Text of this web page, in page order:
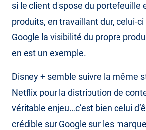
si le client dispose du portefeuille
produits, en travaillant dur, celui-
Google la visibilité du propre
en est un exemple.
Disney + semble suivre la même
Netflix pour la distribution de
véritable enjeu…c’est bien celui
crédible sur Google sur les